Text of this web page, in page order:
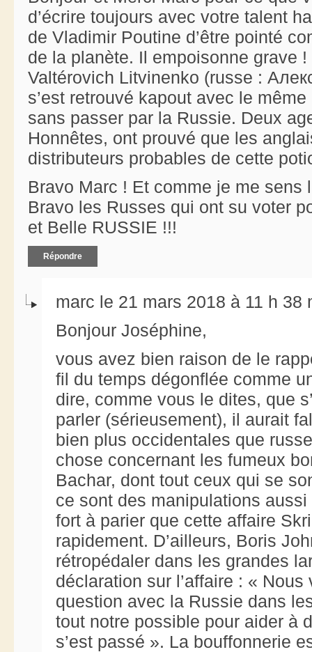
d’écrire toujours avec votre talent
de Vladimir Poutine d’être pointé
de la planète. Il empoisonne grave
Valtérovich Litvinenko (russe :
s’est retrouvé kapout avec le
sans passer par la Russie. Deux
Honnêtes, ont prouvé que les
distributeurs probables de cette
Bravo Marc ! Et comme je me sens
Bravo les Russes qui ont su voter
et Belle RUSSIE !!!
Répondre
marc le 21 mars 2018 à 11 h 38
Bonjour Joséphine,
vous avez bien raison de le
fil du temps dégonflée comme
dire, comme vous le dites, que
parler (sérieusement), il aurait
bien plus occidentales que
chose concernant les fumeux
Bachar, dont tout ceux qui se
ce sont des manipulations
fort à parier que cette affaire
rapidement. D’ailleurs, Boris
rétropédaler dans les grandes
déclaration sur l’affaire : «
question avec la Russie dans
tout notre possible pour aider à
s’est passé ». La bouffonnerie